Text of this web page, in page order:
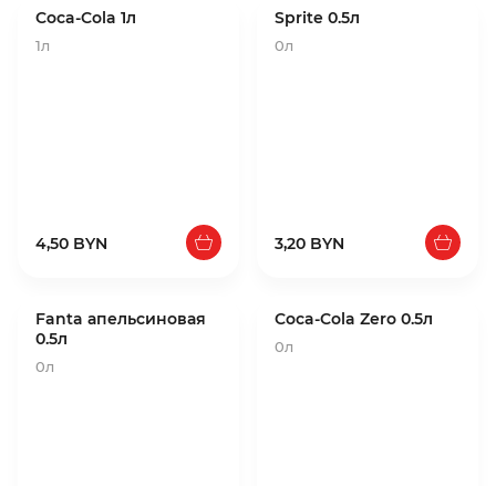
Coca-Cola 1л
1л
4,50 BYN
Sprite 0.5л
0л
3,20 BYN
Fanta апельсиновая
0.5л
0л
Coca-Cola Zero 0.5л
0л